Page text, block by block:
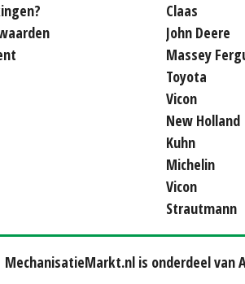
Claas
John Deere
Massey
Toyota
Vicon
New Holland
Kuhn
Michelin
Vicon
Strautmann
MechanisatieMarkt.nl is onderdeel van